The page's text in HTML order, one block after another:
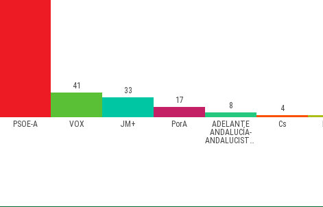
PSOE-A VOX JM+ PorA
ADELANTE
ANDALUCÍA-
ANDALUCISTAS
Cs
41
33
17
8 4